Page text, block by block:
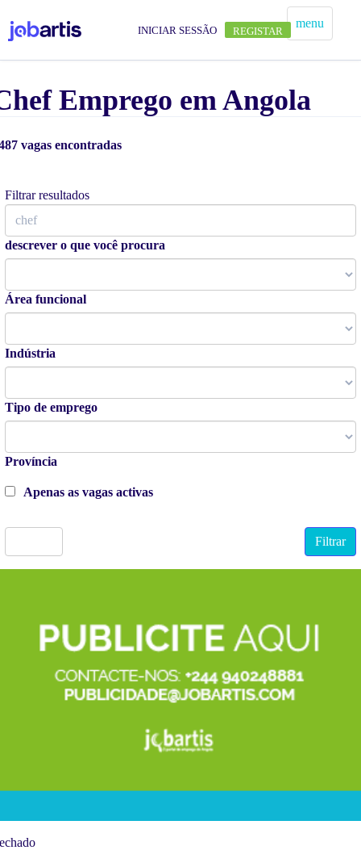
menu
INICIAR SESSÃO REGISTAR
Emprego em Angola
vagas encontradas
Filtrar resultados
descrever o que você procura
Área funcional
Indústria
Tipo de emprego
Província
Apenas as vagas activas